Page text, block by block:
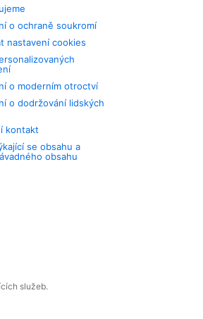
o ochraně soukromí
nastavení cookies
o moderním otroctví
o dodržování lidských
kontakt
se obsahu a
obsahu
služeb.